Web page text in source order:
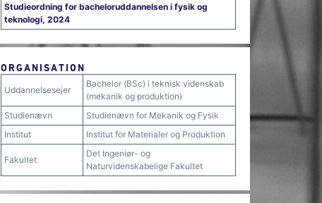
Studieordning for bacheloruddannelsen i fysik og
teknologi, 2024
ORGANISATION
Uddannelsesejer
Bachelor (BSc) i teknisk videnskab
(mekanik og produktion)
Studienævn
Studienævn for Mekanik og Fysik
Institut
Institut for Materialer og Produktion
Fakultet
Det Ingeniør- og
Naturvidenskabelige Fakultet